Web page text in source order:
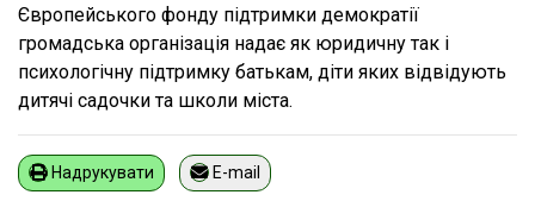
Європейського фонду підтримки демократії
громадська організація надає як юридичну так і
психологічну підтримку батькам, діти яких відвідують
дитячі садочки та школи міста.
Надрукувати E-mail